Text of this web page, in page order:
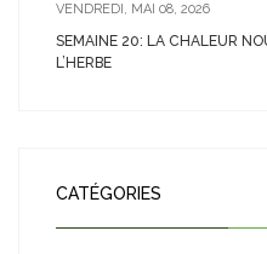
VENDREDI, MAI 08, 2026
SEMAINE 20: LA CHALEUR
L’HERBE
CATÉGORIES